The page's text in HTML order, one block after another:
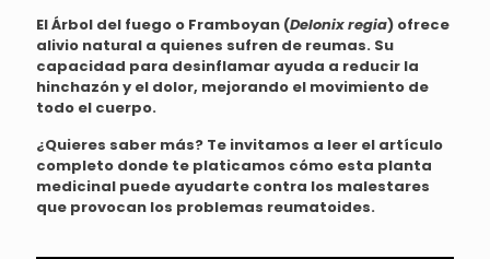
El Árbol del fuego o Framboyan (Delonix regia) ofrece
alivio natural a quienes sufren de reumas. Su
capacidad para desinflamar ayuda a reducir la
hinchazón y el dolor, mejorando el movimiento de
todo el cuerpo.
¿Quieres saber más? Te invitamos a leer el artículo
completo donde te platicamos cómo esta planta
medicinal puede ayudarte contra los malestares
que provocan los problemas reumatoides.